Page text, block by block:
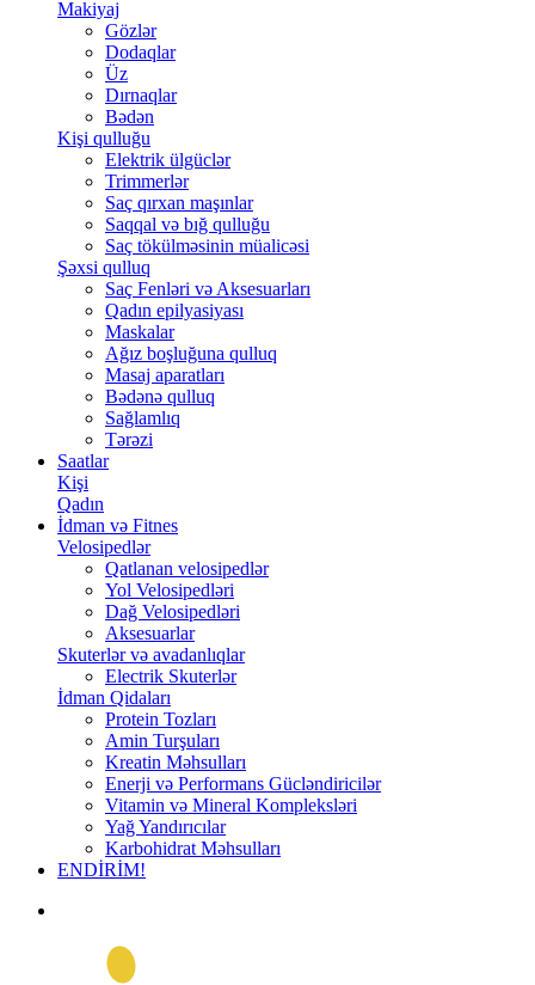
Makiyaj
Gözlər
Dodaqlar
Üz
Dırnaqlar
Bədən
Kişi qulluğu
Elektrik ülgüclər
Trimmerlər
Saç qırxan maşınlar
Saqqal və bığ qulluğu
Saç tökülməsinin müalicəsi
Şəxsi qulluq
Saç Fenləri və Aksesuarları
Qadın epilyasiyası
Maskalar
Ağız boşluğuna qulluq
Masaj aparatları
Bədənə qulluq
Sağlamlıq
Tərəzi
Saatlar
Kişi
Qadın
İdman və Fitnes
Velosipedlər
Qatlanan velosipedlər
Yol Velosipedləri
Dağ Velosipedləri
Aksesuarlar
Skuterlər və avadanlıqlar
Electrik Skuterlər
İdman Qidaları
Protein Tozları
Amin Turşuları
Kreatin Məhsulları
Enerji və Performans Gücləndiricilər
Vitamin və Mineral Kompleksləri
Yağ Yandırıcılar
Karbohidrat Məhsulları
ENDİRİM!